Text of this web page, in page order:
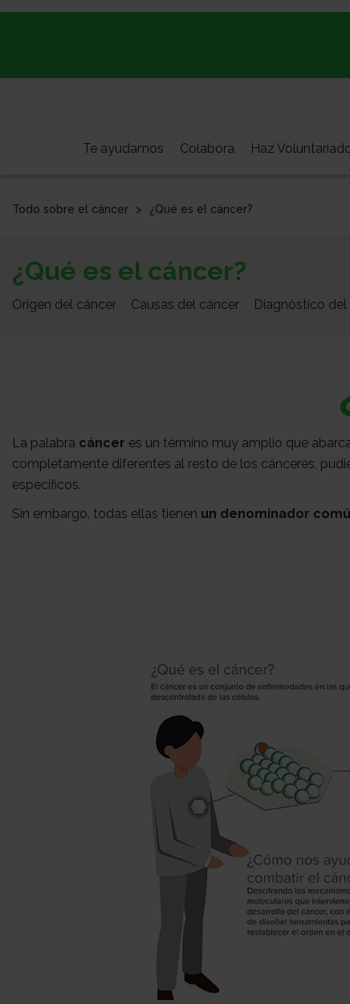
principal
Te ayudamos Colabora Haz
Todo sobre el cáncer ¿Qué es el cáncer?
Todo
sobre
el
¿Qué es el cáncer?
Origen del cáncer Causas del cáncer Diagnóstico del
La palabra cáncer es un término muy amplio que
completamente diferentes al resto de los cánceres,
específicos.
Sin embargo, todas ellas tienen un denominador